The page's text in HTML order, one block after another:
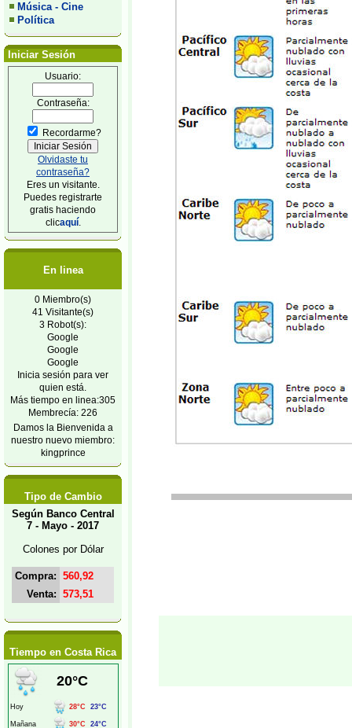
Música - Cine
Política
Iniciar Sesión
Usuario:
Contraseña:
Recordarme?
Olvidaste tu
contraseña?
Eres un visitante.
Puedes registrarte
gratis haciendo
clicaquí.
En linea
0 Miembro(s)
41 Visitante(s)
3 Robot(s):
Google
Google
Google
Inicia sesión para ver
quien está.
Más tiempo en linea:305
Membrecía: 226
Damos la Bienvenida a
nuestro nuevo miembro:
kingprince
Tipo de Cambio
Según Banco Central
7 - Mayo - 2017
Colones por Dólar
Compra: 560,92
Venta: 573,51
Tiempo en Costa Rica